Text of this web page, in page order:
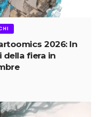
2026: In
della fiera in